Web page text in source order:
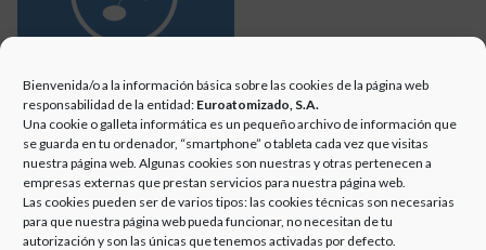
Bienvenida/o a la información básica sobre las cookies de la página web
responsabilidad de la entidad: Euroatomizado, S.A.
Una cookie o galleta informática es un pequeño archivo de información que
se guarda en tu ordenador, “smartphone” o tableta cada vez que visitas
nuestra página web. Algunas cookies son nuestras y otras pertenecen a
empresas externas que prestan servicios para nuestra página web.
Las cookies pueden ser de varios tipos: las cookies técnicas son necesarias
para que nuestra página web pueda funcionar, no necesitan de tu
autorización y son las únicas que tenemos activadas por defecto.
INSTALACIÓN DE UNA
PRENSA CERÁMICA –
14/09/2012
Posted
on
13 septiembre, 2018 Categories
Noticias
En palabras de nuestro Dtor. Técnico
Comercial, Javier Maestre,»…